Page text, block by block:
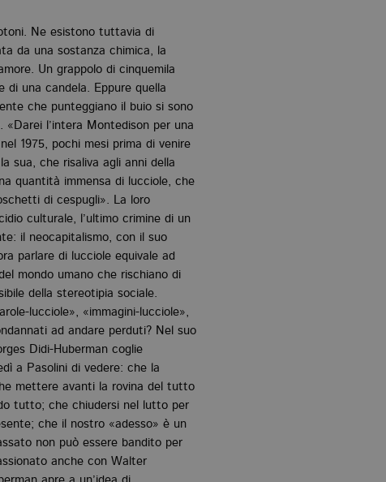
Ne esistono tuttavia di
da una sostanza chimica, la
Un grappolo di cinquemila
di una candela. Eppure quella
che punteggiano il buio si sono
l’intera Montedison per una
1975, pochi mesi prima di venire
sua, che risaliva agli anni della
quantità immensa di lucciole, che
di cespugli». La loro
culturale, l’ultimo crimine di un
il neocapitalismo, con il suo
parlare di lucciole equivale ad
mondo umano che rischiano di
della stereotipia sociale.
lucciole», «immagini-lucciole»,
ad andare perduti? Nel suo
Didi-Huberman coglie
a Pasolini di vedere: che la
mettere avanti la rovina del tutto
tutto; che chiudersi nel lutto per
che il nostro «adesso» è un
non può essere bandito per
anche con Walter